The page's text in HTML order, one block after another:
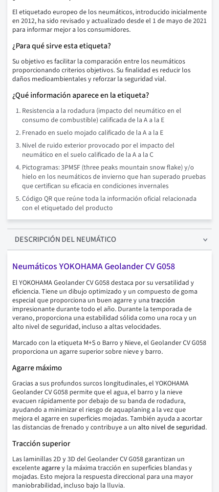
El etiquetado europeo de los neumáticos, introducido inicialmente
en 2012, ha sido revisado y actualizado desde el 1 de mayo de 2021
para informar mejor a los consumidores.
¿Para qué sirve esta etiqueta?
Su objetivo es facilitar la comparación entre los neumáticos
proporcionando criterios objetivos. Su finalidad es reducir los
daños medioambientales y reforzar la seguridad vial.
¿Qué información aparece en la etiqueta?
Resistencia a la rodadura (impacto del neumático en el
consumo de combustible) calificada de la A a la E
Frenado en suelo mojado calificado de la A a la E
Nivel de ruido exterior provocado por el impacto del
neumático en el suelo calificado de la A a la C
Pictogramas: 3PMSF (three peaks mountain snow flake) y/o
hielo en los neumáticos de invierno que han superado pruebas
que certifican su eficacia en condiciones invernales
Código QR que reúne toda la información oficial relacionada
con el etiquetado del producto
DESCRIPCIÓN DEL NEUMÁTICO
Neumáticos YOKOHAMA Geolander CV G058
El YOKOHAMA Geolander CV G058 destaca por su versatilidad y
eficiencia. Tiene un dibujo optimizado y un compuesto de goma
especial que proporciona un buen agarre y una tracción
impresionante durante todo el año. Durante la temporada de
verano, proporciona una estabilidad sólida como una roca y un
alto nivel de seguridad, incluso a altas velocidades.
Marcado con la etiqueta M+S o Barro y Nieve, el Geolander CV G058
proporciona un agarre superior sobre nieve y barro.
Agarre máximo
Gracias a sus profundos surcos longitudinales, el YOKOHAMA
Geolander CV G058 permite que el agua, el barro y la nieve
evacuen rápidamente por debajo de su banda de rodadura,
ayudando a minimizar el riesgo de aquaplaning a la vez que
mejora el agarre en superficies mojadas. También ayuda a acortar
las distancias de frenado y contribuye a un alto nivel de seguridad.
Tracción superior
Las laminillas 2D y 3D del Geolander CV G058 garantizan un
excelenteagarrey la máxima tracción en superficies blandas y
mojadas. Esto mejora la respuesta direccional para una mayor
maniobrabilidad, incluso bajo la lluvia.